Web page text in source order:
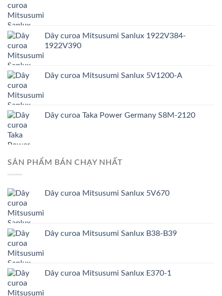
Dây curoa Mitsusumi Sanlux 1922V384-
1922V390
Dây curoa Mitsusumi Sanlux 5V1200-A
Dây curoa Taka Power Germany S8M-2120
SẢN PHẨM BÁN CHẠY NHẤT
Dây curoa Mitsusumi Sanlux 5V670
Dây curoa Mitsusumi Sanlux B38-B39
Dây curoa Mitsusumi Sanlux E370-1